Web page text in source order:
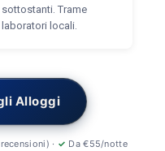
Trame
locali.
Alloggi
· ✓ Da €55/notte